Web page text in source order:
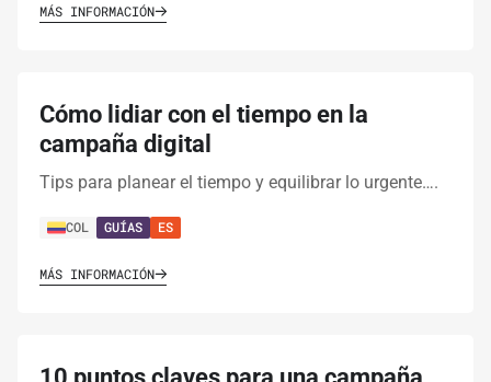
MÁS INFORMACIÓN
Cómo lidiar con el tiempo en la
campaña digital
Tips para planear el tiempo y equilibrar lo urgente….
COL GUÍAS ES
MÁS INFORMACIÓN